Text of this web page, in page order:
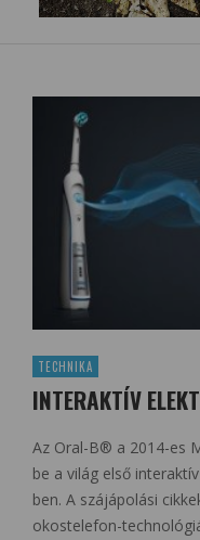
TECHNIKA
INTERAKTÍV
Az Oral-B® a 2014-es
be a világ első
ben. A szájápolási
okostelefon-